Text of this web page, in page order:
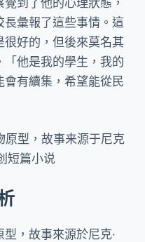
到了他的心理狀態，
彙報了這些事情。這
好的，但後來莫名其
他是我的學生，我的
有續集，希望能從民
型，故事來源於尼克·